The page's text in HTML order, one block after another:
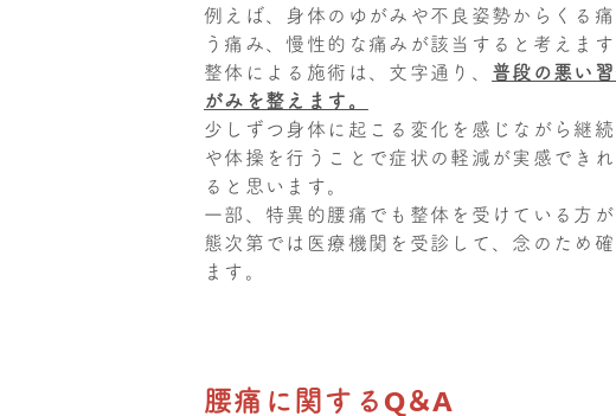
例えば、身体のゆがみや不良姿勢からくる
う痛み、慢性的な痛みが該当すると考えます
整体による施術は、文字通り、 普段の悪い
がみを整えます。
少しずつ身体に起こる変化を感じながら継
や体操を行うことで症状の軽減が実感でき
ると思います。
一部、特異的腰痛でも整体を受けている方
態次第では医療機関を受診して、念のため
ます。
腰痛に関するQ＆A